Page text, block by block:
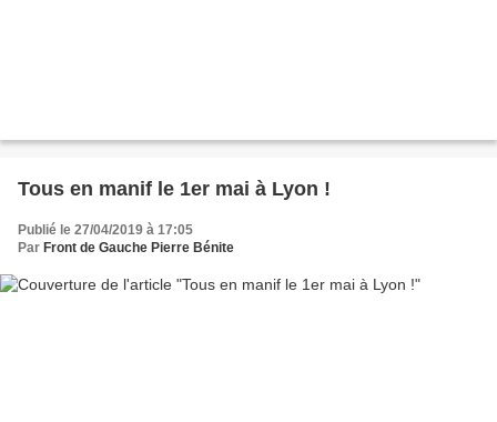
Tous en manif le 1er mai à Lyon !
Publié le 27/04/2019 à 17:05
Par Front de Gauche Pierre Bénite